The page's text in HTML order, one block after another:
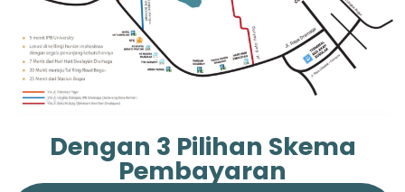
Dengan 3 Pilihan Skema
Pembayaran